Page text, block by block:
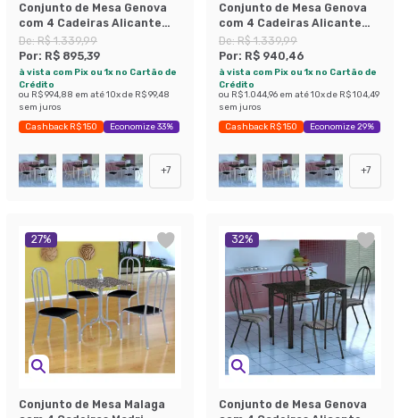
Conjunto de Mesa Genova
com 4 Cadeiras Alicante
Preto Prata e Preto Liso
De:R$ 1.339,99
Por: R$ 895,39
à vista com Pix ou 1x no Cartão de
Crédito
ou R$ 994,88 em até10x de R$ 99,48
sem juros
Cashback R$ 150 Economize 33%
+7
Conjunto de Mesa Genova
com 4 Cadeiras Alicante
Branco Prata e Nature
Bege
De:R$ 1.339,99
Por: R$ 940,46
à vista com Pix ou 1x no Cartão de
Crédito
ou R$ 1.044,96 em até10x de R$ 104,49
sem juros
Cashback R$ 150 Economize 29%
+7
27%
Conjunto de Mesa Malaga
32%
Conjunto de Mesa Genova